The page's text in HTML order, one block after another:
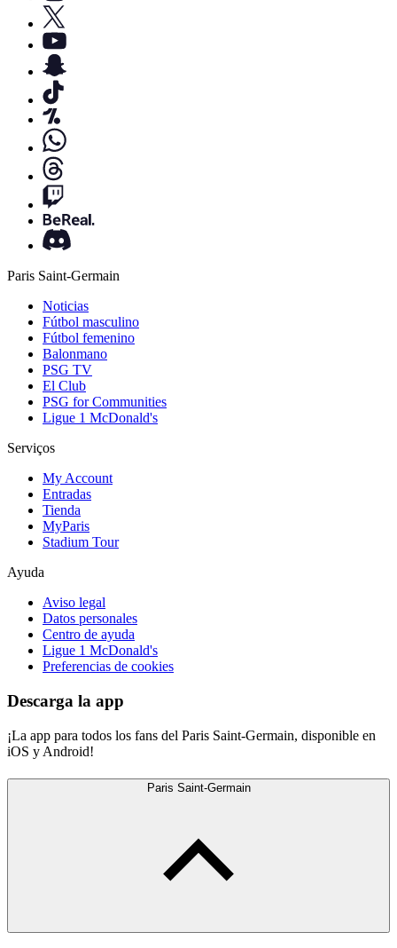
Paris Saint-Germain
Noticias
Fútbol masculino
Fútbol femenino
Balonmano
PSG TV
El Club
PSG for Communities
Ligue 1 McDonald's
Serviços
My Account
Entradas
Tienda
MyParis
Stadium Tour
Ayuda
Aviso legal
Datos personales
Centro de ayuda
Ligue 1 McDonald's
Preferencias de cookies
Descarga la app
¡La app para todos los fans del Paris Saint-Germain, disponible en
iOS y Android!
Paris Saint-Germain